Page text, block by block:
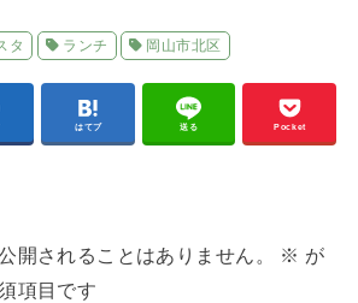
タ ランチ 岡山市北区
はてブ 送る Pocket
開されることはありません。 ※ が
項目です